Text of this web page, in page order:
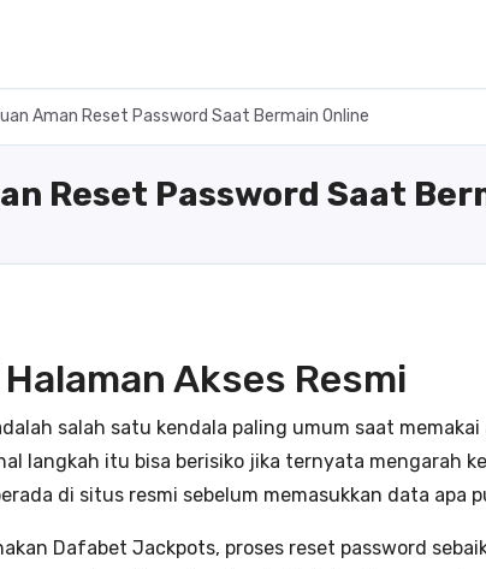
Aman Reset Password Saat Bermain Online
Reset Password Saat
Akses Resmi
salah satu kendala paling umum saat
langkah itu bisa berisiko jika ternyata mengarah
di situs resmi sebelum memasukkan data apa
Dafabet Jackpots, proses reset password